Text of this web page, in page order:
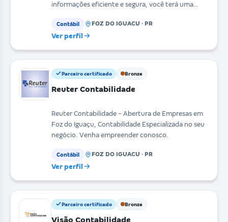
informações eficiente e segura, você terá uma
Contábil FOZ DO IGUACU · PR
Ver perfil
Parceiro certificado Bronze
Reuter Contabilidade
Reuter Contabilidade - Abertura de Empresas em
Foz do Iguaçu, Contabilidade Especializada no seu
negócio. Venha empreender conosco.
Contábil FOZ DO IGUACU · PR
Ver perfil
Parceiro certificado Bronze
Visão Contabilidade